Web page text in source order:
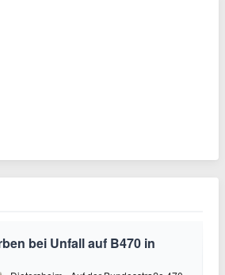
bei Unfall auf B470 in